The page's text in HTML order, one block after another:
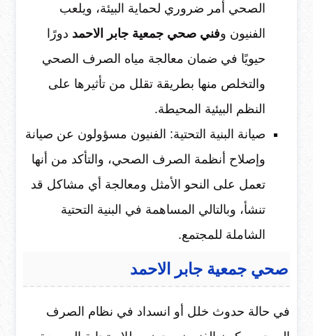
الصحي أمر ضروري لحماية البيئة، ويلعب
الفنيون وفني صحي جمعية جابر الاحمد دورًا
حيويًا في ضمان معالجة مياه الصرف الصحي
والتخلص منها بطريقة تقلل من تأثيرها على
النظم البيئية المحيطة.
صيانة البنية التحتية: الفنيون مسؤولون عن صيانة
وإصلاح أنظمة الصرف الصحي، والتأكد من أنها
تعمل على النحو الأمثل ومعالجة أي مشاكل قد
تنشأ، وبالتالي المساهمة في البنية التحتية
الشاملة للمجتمع.
صحي جمعية جابر الاحمد
في حالة حدوث خلل أو انسداد في نظام الصرف